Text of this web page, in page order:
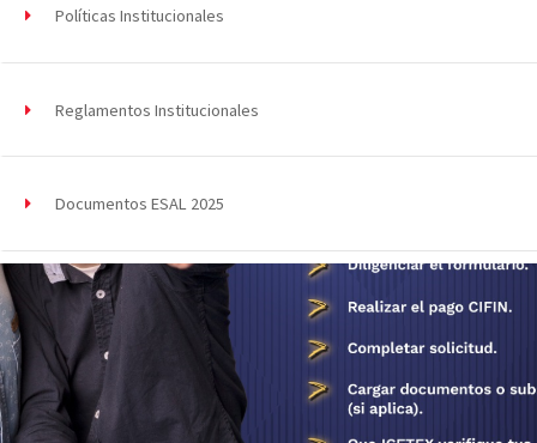
Políticas Institucionales
Reglamentos Institucionales
Documentos ESAL 2025